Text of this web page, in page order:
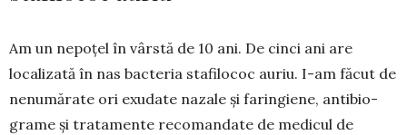
Am un nepoțel în vârstă de 10 ani. De cinci ani are
localizată în nas bacteria stafilococ auriu. I-am făcut de
nenumărate ori exudate nazale și fa­ringiene, antibio­
grame și tratamente reco­man­date de medicul de